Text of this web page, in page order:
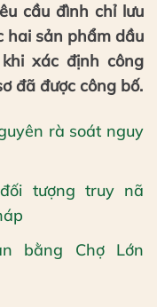
cầu đình chỉ lưu
hai sản phẩm dầu
xác định công
đã được công bố.
rà soát nguy
tượng truy nã
bằng Chợ Lớn